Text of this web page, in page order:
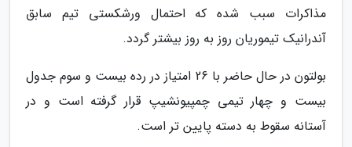
مذاکرات سبب شده که احتمال ورشکستی تیم سابق
آندرانیک تیموریان روز به روز بیشتر گردد.
بولتون در حال حاضر با 26 امتیاز در رده بیست و سوم جدول
بیست و چهار تیمی چمپیونشیپ قرار گرفته است و در
آستانه سقوط به دسته پایین تر است.